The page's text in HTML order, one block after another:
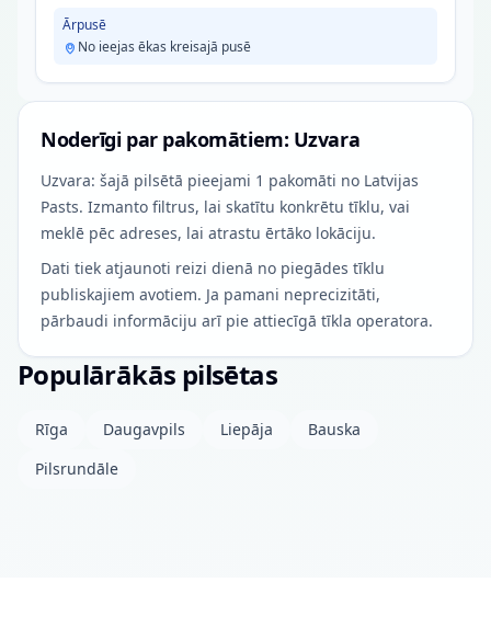
Ārpusē
No ieejas ēkas kreisajā pusē
Noderīgi par pakomātiem: Uzvara
Uzvara: šajā pilsētā pieejami 1 pakomāti no Latvijas
Pasts. Izmanto filtrus, lai skatītu konkrētu tīklu, vai
meklē pēc adreses, lai atrastu ērtāko lokāciju.
Dati tiek atjaunoti reizi dienā no piegādes tīklu
publiskajiem avotiem. Ja pamani neprecizitāti,
pārbaudi informāciju arī pie attiecīgā tīkla operatora.
Populārākās pilsētas
Rīga Daugavpils Liepāja
Bauska
Pilsrundāle